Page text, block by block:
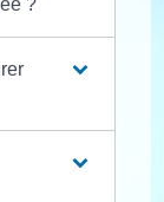
?